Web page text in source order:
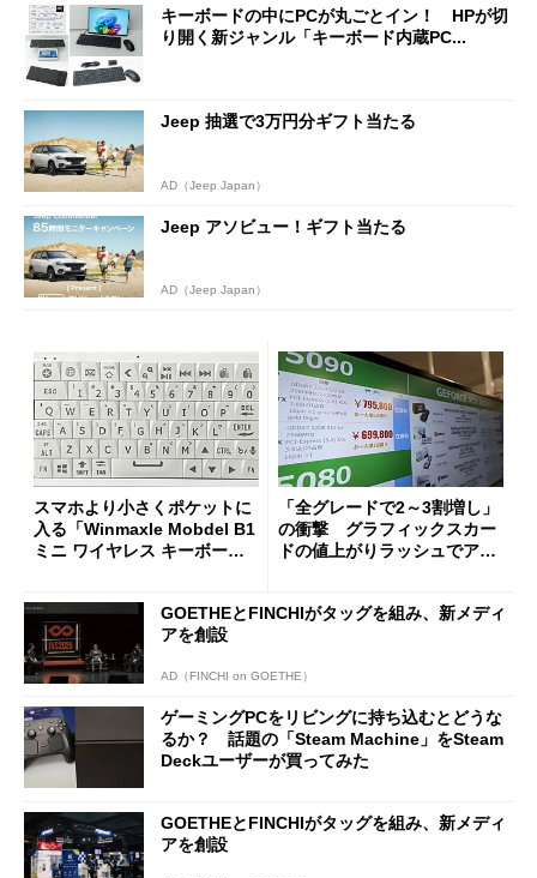
キーボードの中にPCが丸ごとイン！ HPが切
り開く新ジャンル「キーボード内蔵PC...
Jeep 抽選で3万円分ギフト当たる
AD（Jeep Japan）
Jeep アソビュー！ギフト当たる
AD（Jeep Japan）
スマホより小さくポケットに
入る「Winmaxle Mobdel B1
ミニ ワイヤレス キーボー
「全グレードで2～3割増し」
の衝撃 グラフィックスカー
ドの値上がりラッシュでアキ
GOETHEとFINCHIがタッグを組み、新メディ
アを創設
AD（FINCHI on GOETHE）
ゲーミングPCをリビングに持ち込むとどうな
るか？ 話題の「Steam Machine」をSteam
Deckユーザーが買ってみた
GOETHEとFINCHIがタッグを組み、新メディ
アを創設